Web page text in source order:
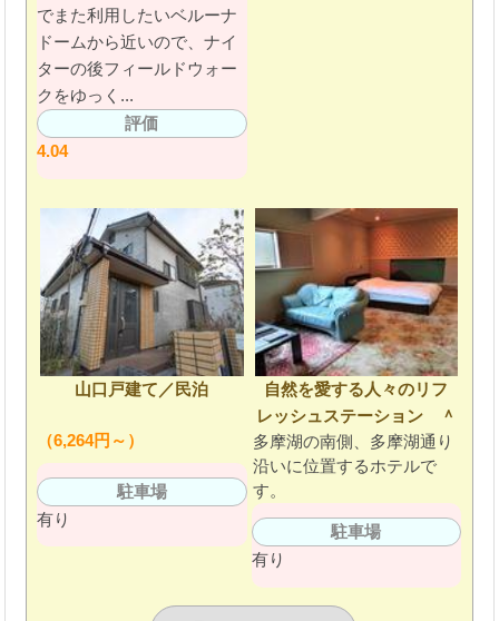
でまた利用したいベルーナ
ドームから近いので、ナイ
ターの後フィールドウォー
クをゆっく...
評価
4.04
山口戸建て／民泊
（6,264円～）
駐車場
有り
自然を愛する人々のリフ
レッシュステーション ＾
多摩湖の南側、多摩湖通り
沿いに位置するホテルで
す。
駐車場
有り